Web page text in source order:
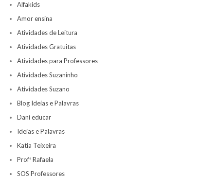
Alfakids
Amor ensina
Atividades de Leitura
Atividades Gratuitas
Atividades para Professores
Atividades Suzaninho
Atividades Suzano
Blog Ideias e Palavras
Dani educar
Ideias e Palavras
Katia Teixeira
Profª Rafaela
SOS Professores